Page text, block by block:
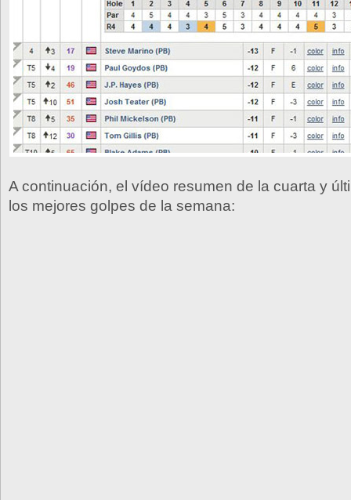
A continuación, el vídeo resumen de la cuarta y
los mejores golpes de la semana: